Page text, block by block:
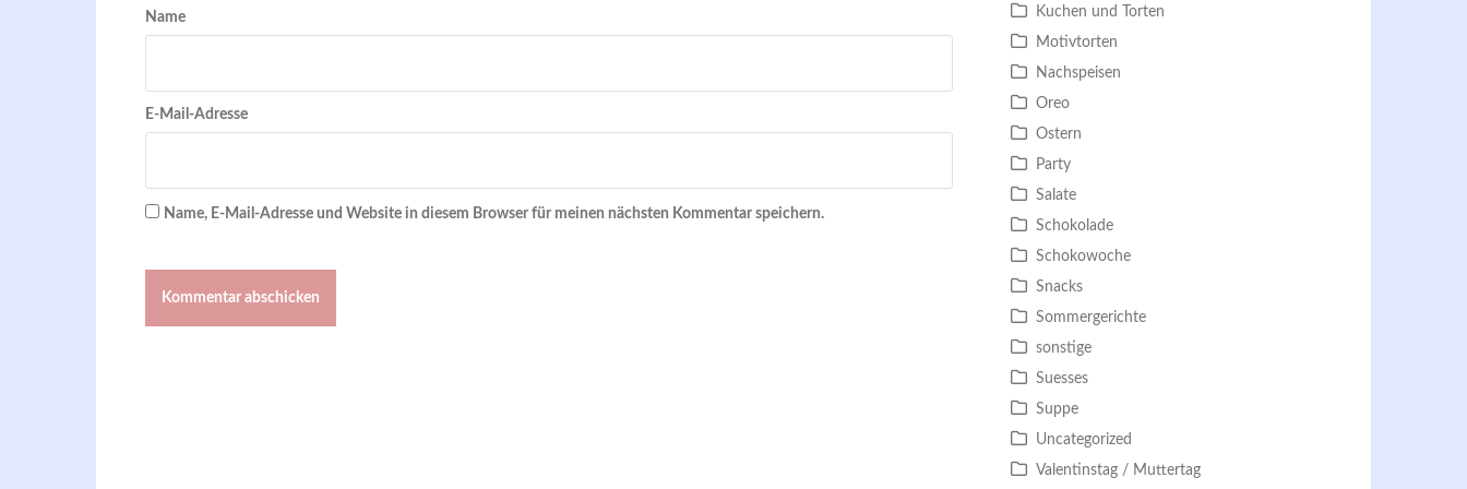
Name
E-Mail-Adresse
Name, E-Mail-Adresse und Website in diesem Browser für meinen nächsten Kommentar speichern.
Kuchen und Torten
Motivtorten
Nachspeisen
Oreo
Ostern
Party
Salate
Schokolade
Schokowoche
Snacks
Sommergerichte
sonstige
Suesses
Suppe
Uncategorized
Valentinstag / Muttertag